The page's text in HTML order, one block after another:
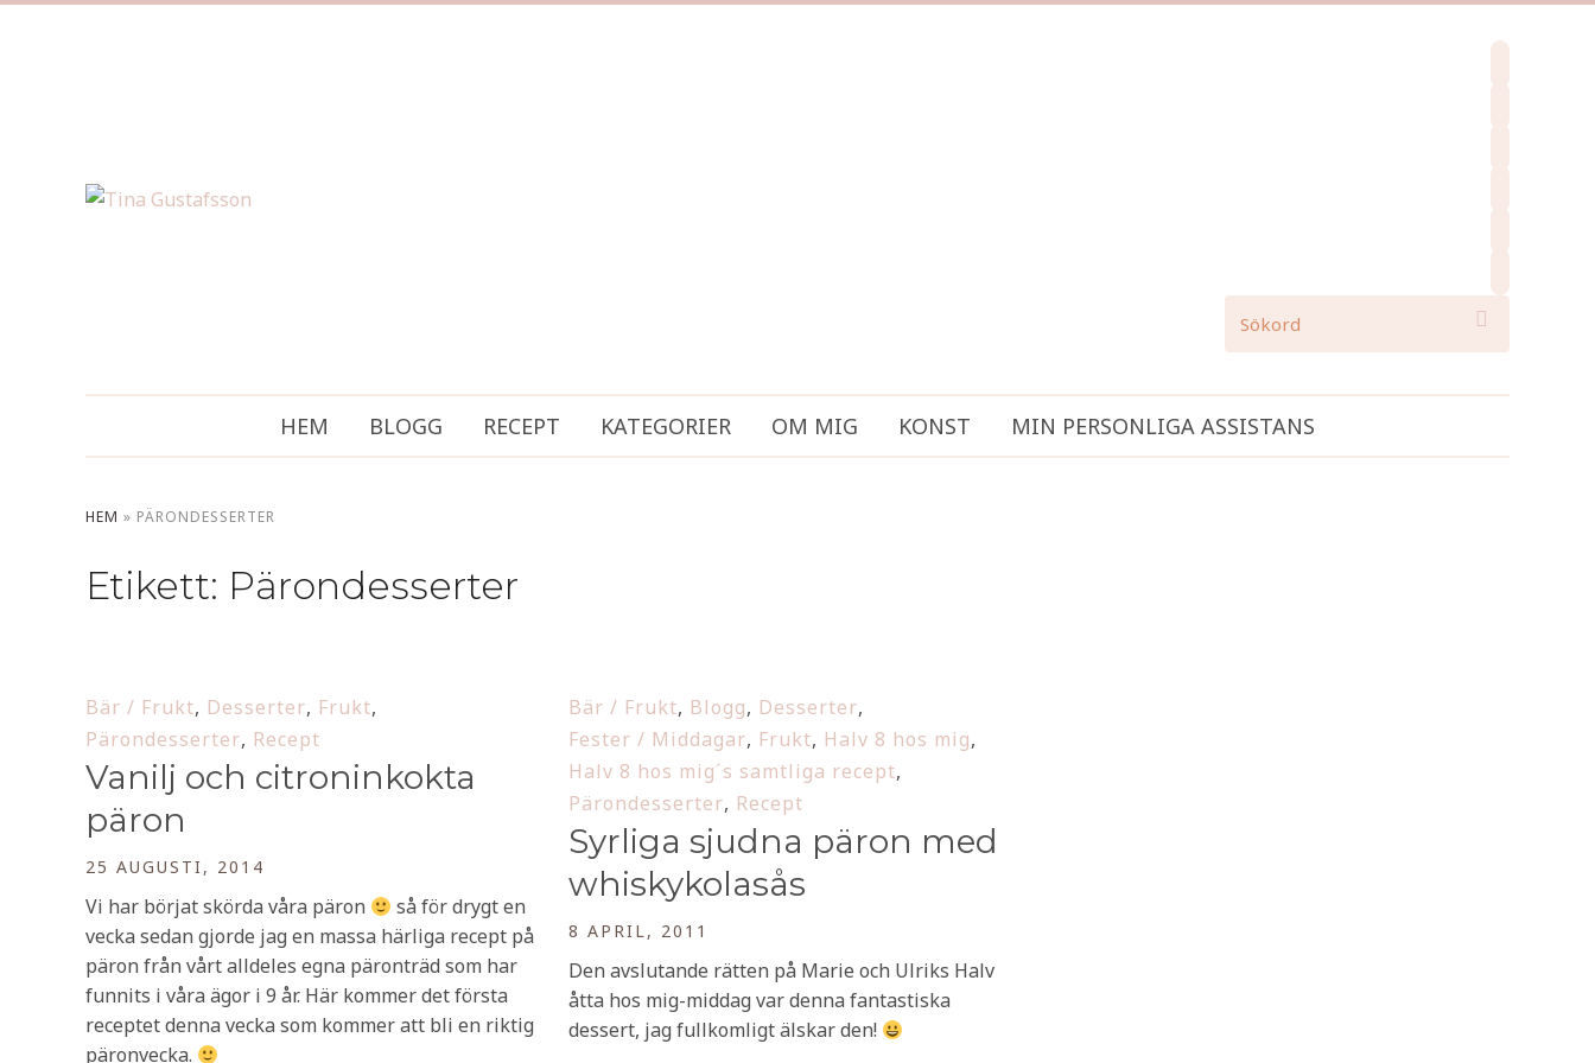

HEM BLOGG RECEPT KATEGORIER OM MIG KONST MIN PERSONLIGA ASSISTANS
HEM » PÄRONDESSERTER
Etikett: Pärondesserter
Bär / Frukt, Desserter, Frukt,
Pärondesserter, Recept
Vanilj och citroninkokta
päron
25 AUGUSTI, 2014
Vi har börjat skörda våra päron
så för drygt en
vecka sedan gjorde jag en massa härliga recept på
päron från vårt alldeles egna päronträd som har
funnits i våra ägor i 9 år. Här kommer det första
receptet denna vecka som kommer att bli en riktig
päronvecka.
Bär / Frukt, Blogg, Desserter,
Fester / Middagar, Frukt, Halv 8 hos mig,
Halv 8 hos mig´s samtliga recept,
Pärondesserter, Recept
Syrliga sjudna päron med
whiskykolasås
8 APRIL, 2011
Den avslutande rätten på Marie och Ulriks Halv
åtta hos mig-middag var denna fantastiska
dessert, jag fullkomligt älskar den!